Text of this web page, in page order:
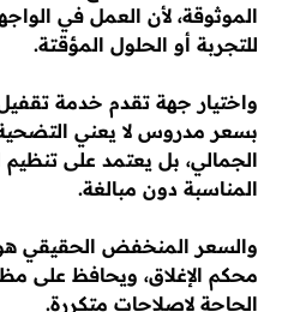
الموثوقة، لأن العمل في
للتجربة أو الحلول المؤقتة.
واختيار جهة تقدم خدمة
بسعر مدروس لا يعني التضحية
الجمالي، بل يعتمد على تنظيم
المناسبة دون مبالغة.
والسعر المنخفض الحقيقي هو
محكم الإغلاق، ويحافظ على
الحاجة لإصلاحات متكررة.